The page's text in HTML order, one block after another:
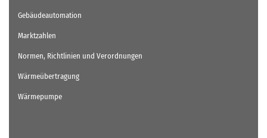
Gebäudeautomation
Marktzahlen
Normen, Richtlinien und Verordnungen
Wärmeübertragung
Wärmepumpe